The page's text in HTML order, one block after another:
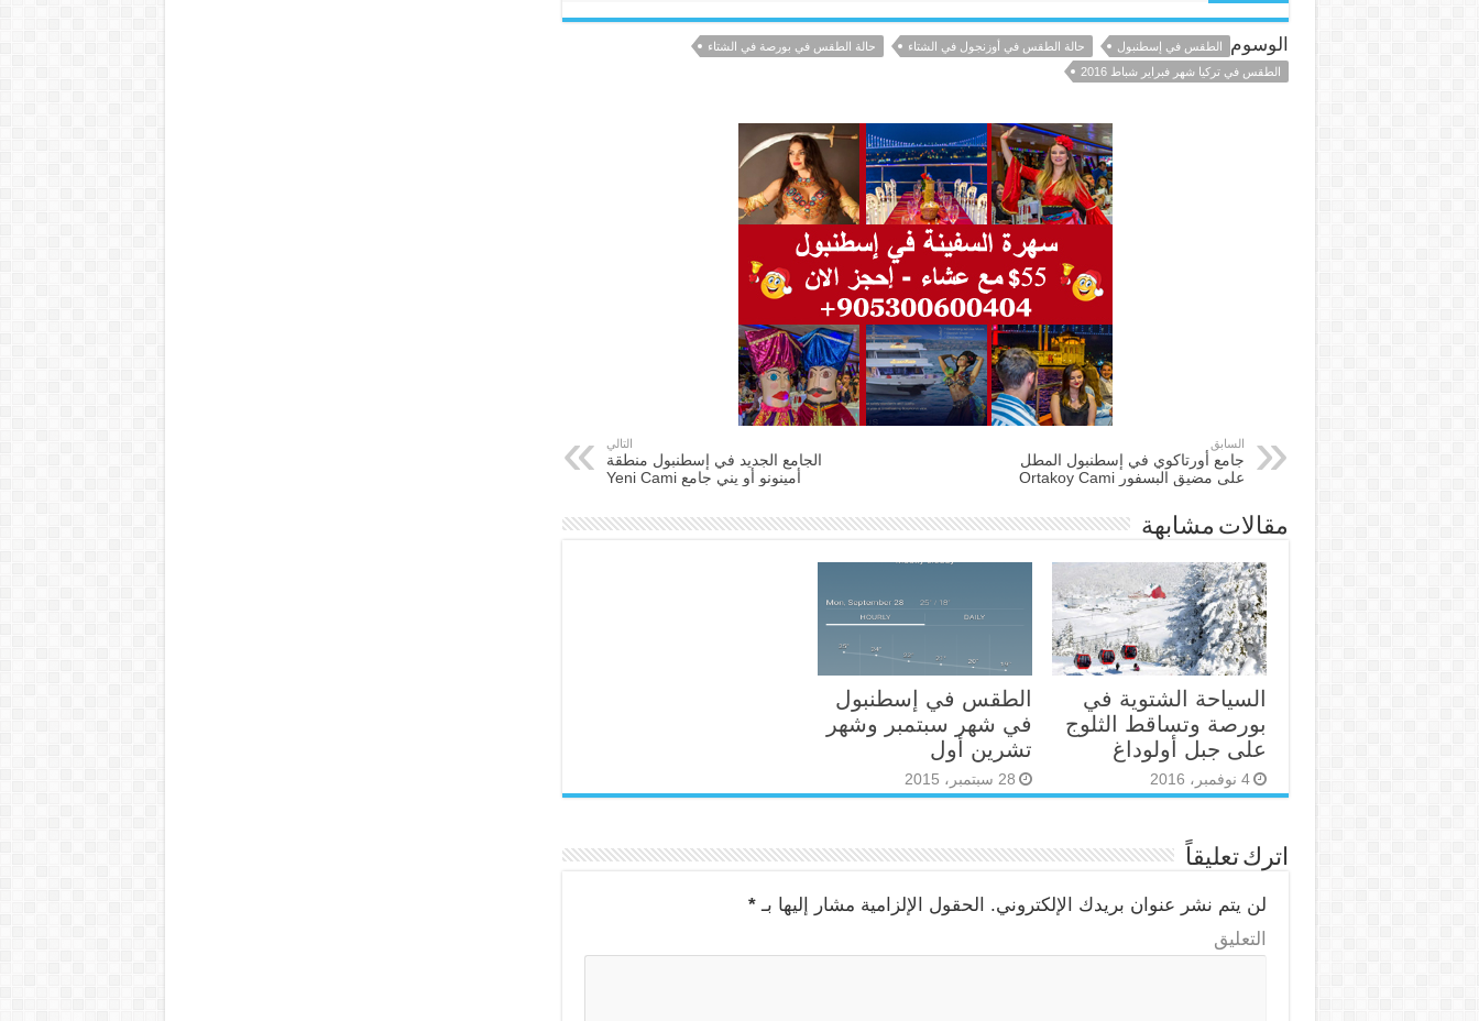
الوسوم الطقس في إسطنبول حالة الطقس في أوزنجول في الشتاء
حالة الطقس في بورصة في الشتاء
الطقس في تركيا شهر فبراير شباط 2016
السابق
جامع أورتاكوي في إسطنبول المطل
على مضيق البسفور Ortakoy Cami
التالي
الجامع الجديد في إسطنبول منطقة
أمينونو أو يني جامع Yeni Cami
مقالات مشابهة
السياحة الشتوية في
بورصة وتساقط الثلوج
على جبل أولوداغ
4 نوفمبر، 2016
الطقس في إسطنبول
في شهر سبتمبر وشهر
تشرين أول
28 سبتمبر، 2015
اترك تعليقاً
لن يتم نشر عنوان بريدك الإلكتروني. الحقول الإلزامية مشار إليها بـ*
التعليق